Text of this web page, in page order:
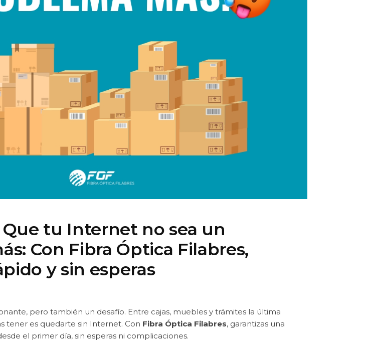
Que tu Internet no sea un
Con Fibra Óptica Filabres,
y sin esperas
pero también un desafío. Entre cajas, muebles y trámites la última
tener es quedarte sin Internet. Con Fibra Óptica Filabres, garantizas una
el primer día, sin esperas ni complicaciones.